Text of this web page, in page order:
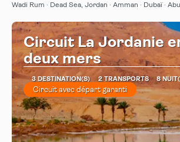
Wadi Rum · Dead Sea, Jordan · Amman · Dubaï ·
Circuit La Jordanie
deux mers
3 DESTINATION(S) 2 TRANSPORTS 8
Circuit avec départ garanti